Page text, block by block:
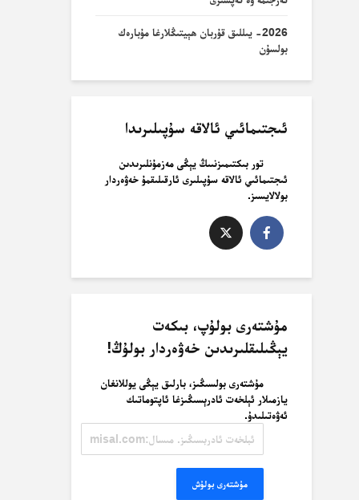
2026- يىللىق قۇربان ھېيتىڭلارغا مۇبارەك
بولسۇن
ئىجتىمائىي ئالاقە سۇپىلىرىدا
تور بىكتىمىزنىىڭ يېڭى مەزمۇنلىرىدىن
ئىجتىمائىي ئالاقە سۇپىلىرى ئارقىلىقمۇ خەۋەردار
بولالايسىز.
مۇشتەرى بولۇپ، بىكەت
يېڭىلىقلىرىدىن خەۋەردار بولۇڭ!
مۇشتەرى بولسىڭىز، بارلىق يېڭى يوللانغان
يازمىلار ئېلخەت ئادرېسىڭىزغا ئاپتوماتىك
ئەۋەتىلىدۇ.
ئادرېسىڭىز.
مۇشتەرى بولۇش